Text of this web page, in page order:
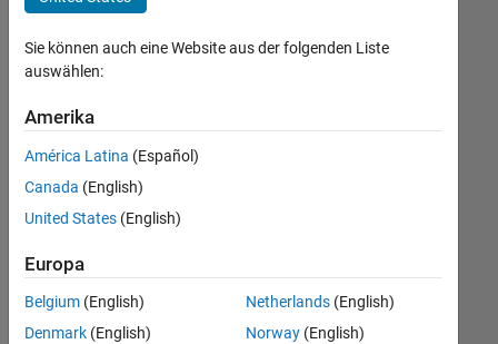
Commercial Sales
Customer Support
Sales Operations
Marketing Services
+5
Derzeit
es
keine
offenen
Stellen,
Ihren
Suchkriterien
entsprechen.
Sie können auch eine Website aus der folgenden Liste
auswählen:
Amerika
América Latina (Español)
Canada (English)
United States (English)
Europa
Belgium (English)
Denmark (English)
Netherlands(English)
Norway(English)